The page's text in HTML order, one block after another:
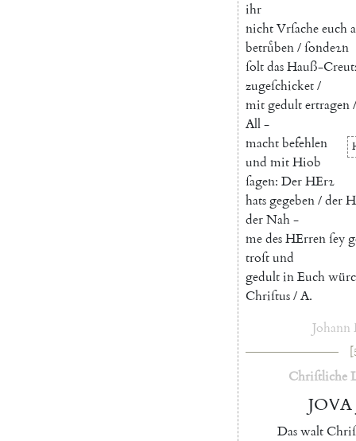
ihr
nichtVrſacheeuch
betruͤben/ſondeꝛn
ſoltdasHauß-
zugeſchicket/
mitgedultertragen/
All-
machtbefehlen
und mitHiob
ſagen: DerHErꝛ
hatsgegeben/der
derNah-
medesHErrenſey
troſtund
gedultinEuch
Chriſtus/A.
Johann
Chriſtliche
JOVA
Daswalt